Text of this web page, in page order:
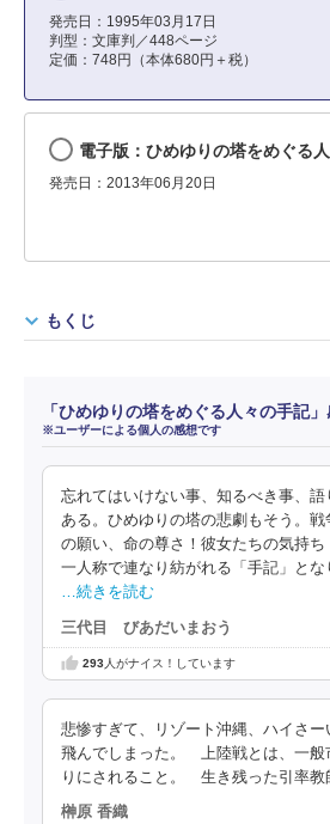
発売日：1995年03月17日
判型：文庫判／448ページ
定価：748円（本体680円＋税）
電子版：ひめゆりの塔をめぐる
発売日：2013年06月20日
もくじ
「ひめゆりの塔をめぐる人々の手記
※ユーザーによる個人の感想です
忘れてはいけない事、知るべき事、
ある。ひめゆりの塔の悲劇もそう。
の願い、命の尊さ！彼女たちの気持ち
一人称で連なり紡がれる「手記」とな
…続きを読む
三代目 びあだいまおう
293人がナイス！しています
悲惨すぎて、リゾート沖縄、ハイさ
飛んでしまった。 上陸戦とは、一般
りにされること。 生き残った引率教
榊原 香織